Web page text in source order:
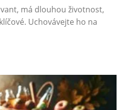
má dlouhou životnost,
Uchovávejte ho na